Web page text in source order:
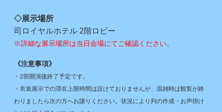
◇展示場所
司ロイヤルホテル 2階ロビー
※詳細な展示場所は当日会場にてご確認ください。
《注意事項》
・2部開演後終了予定です。
・衣装展示での滞在上限時間は設けておりませんが、混雑時は観覧が終
わりましたら次の方へお譲りください。状況により列の作成・お声掛け